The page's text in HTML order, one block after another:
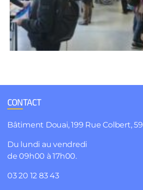
CONTACT
Bâtiment Douai, 199 Rue Colbert,
Du lundi au vendredi
de 09h00 à 17h00.
03 20 12 83 43